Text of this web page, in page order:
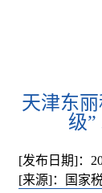
天津东
级”
[发布日期]：
[来源]：国家